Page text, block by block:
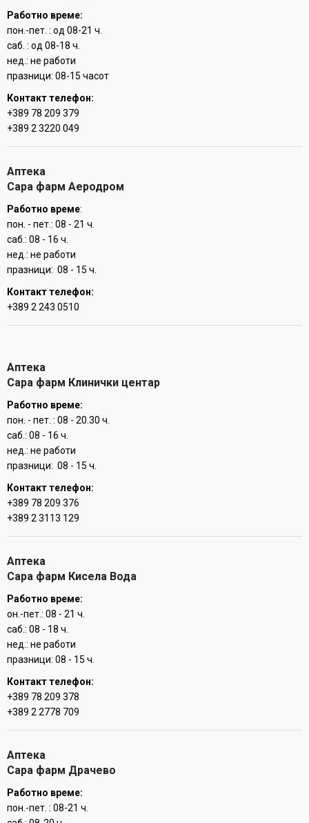
Работно време:
пон.-пет. : од 08-21 ч.
саб. : од 08-18 ч.
нед.: не работи
празници: 08-15 часот
Контакт телефон:
+389 78 209 379
+389 2 3220 049
Аптека
Сара фарм Аеродром
Работно време:
пон. - пет.: 08 - 21 ч.
саб.: 08 - 16 ч.
нед.: не работи
празници: 08 - 15 ч.
Контакт телефон:
+389 2 243 0510
Аптека
Сара фарм Клинички центар
Работно време:
пон. - пет. : 08 - 20.30 ч.
саб.: 08 - 16 ч.
нед.: не работи
празници: 08 - 15 ч.
Контакт телефон:
+389 78 209 376
+389 2 3113 129
Аптека
Сара фарм Кисела Вода
Работно време:
он.-пет.: 08 - 21 ч.
саб.: 08 - 18 ч.
нед.: не работи
празници: 08 - 15 ч.
Контакт телефон:
+389 78 209 378
+389 2 2778 709
Аптека
Сара фарм Драчево
Работно време:
пон.-пет. : 08-21 ч.